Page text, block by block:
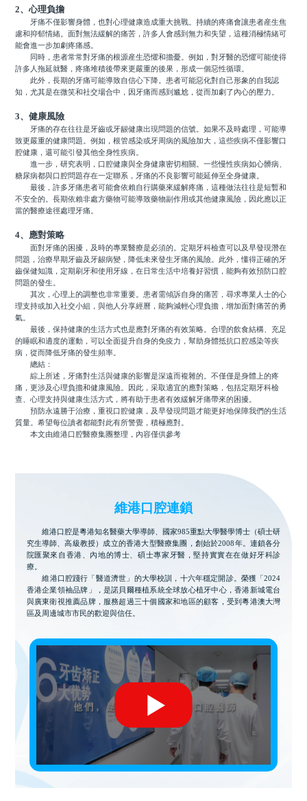
2、心理負擔
牙痛不僅影響身體，也對心理健康造成重大挑戰。持續的疼痛會讓患者産生焦
慮和抑郁情緒。面對無法緩解的痛苦，許多人會感到無力和失望，這種消極情緒可
能會進一步加劇疼痛感。
同時，患者常常對牙痛的根源産生恐懼和擔憂。例如，對牙醫的恐懼可能使得
許多人拖延就醫，疼痛堆積後帶來更嚴重的後果，形成一個惡性循環。
此外，長期的牙痛可能導致自信心下降。患者可能惡化對自己形象的自我認
知，尤其是在微笑和社交場合中，因牙痛而感到尴尬，從而加劇了內心的壓力。
3、健康風險
牙痛的存在往往是牙齒或牙龈健康出現問題的信號。如果不及時處理，可能導
致更嚴重的健康問題。例如，根管感染或牙周病的風險加大，這些疾病不僅影響口
腔健康，還可能引發其他全身性疾病。
進一步，研究表明，口腔健康與全身健康密切相關。一些慢性疾病如心髒病、
糖尿病都與口腔問題存在一定聯系，牙痛的不良影響可能延伸至全身健康。
最後，許多牙痛患者可能會依賴自行購藥來緩解疼痛，這種做法往往是短暫和
不安全的。長期依賴非處方藥物可能導致藥物副作用或其他健康風險，因此應以正
當的醫療途徑處理牙痛。
4、應對策略
面對牙痛的困擾，及時的專業醫療是必須的。定期牙科檢查可以及早發現潛在
問題，治療早期牙齒及牙龈病變，降低未來發生牙痛的風險。此外，懂得正確的牙
齒保健知識，定期刷牙和使用牙線，在日常生活中培養好習慣，能夠有效預防口腔
問題的發生。
其次，心理上的調整也非常重要。患者需傾訴自身的痛苦，尋求專業人士的心
理支持或加入社交小組，與他人分享經曆，能夠減輕心理負擔，增加面對痛苦的勇
氣。
最後，保持健康的生活方式也是應對牙痛的有效策略。合理的飲食結構、充足
的睡眠和適度的運動，可以全面提升自身的免疫力，幫助身體抵抗口腔感染等疾
病，從而降低牙痛的發生頻率。
總結：
綜上所述，牙痛對生活與健康的影響是深遠而複雜的。不僅僅是身體上的疼
痛，更涉及心理負擔和健康風險。因此，采取適宜的應對策略，包括定期牙科檢
查、心理支持與健康生活方式，將有助于患者有效緩解牙痛帶來的困擾。
預防永遠勝于治療，重視口腔健康，及早發現問題才能更好地保障我們的生活
質量。希望每位讀者都能對此有所警覺，積極應對。
本文由維港口腔醫療集團整理，內容僅供參考
維港口腔連鎖
維港口腔是粵港知名醫藥大學導師、國家985重點大學醫學博士（碩士研
究生導師、高級教授）成立的香港大型醫療集團，創始於2008年。連鎖各分
院匯聚來自香港、內地的博士、碩士專家牙醫，堅持實實在在做好牙科診
療。
維港口腔踐行「醫道濟世」的大學校訓，十六年穩定開診。榮獲「2024
香港企業領袖品牌」，是諾貝爾種植系統全球放心植牙中心，香港新城電台
與廣東衛視推薦品牌，服務超過三十個國家和地區的顧客，受到粵港澳大灣
區及周邊城市市民的歡迎與信任。